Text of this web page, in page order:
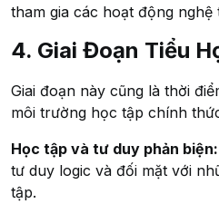
tham gia các hoạt động nghệ
4. Giai Đoạn Tiểu
Giai đoạn này cũng là thời
môi trường học tập chính
Học tập và tư duy phản biện:
tư duy logic và đối mặt với
tập.